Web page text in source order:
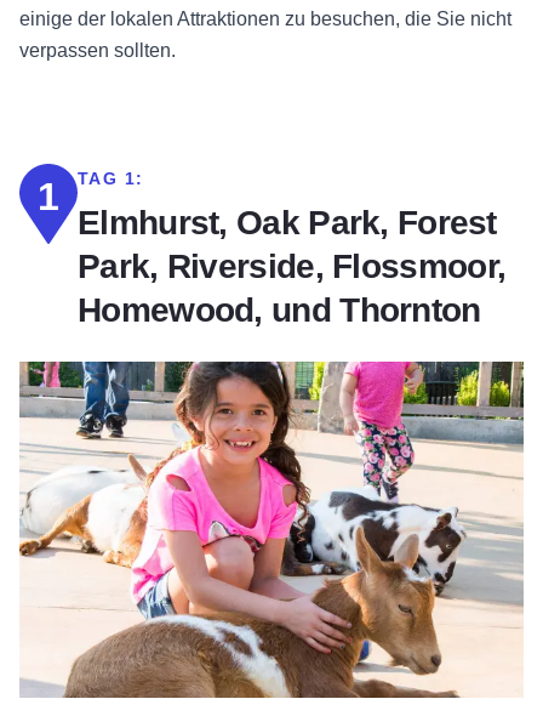
einige der lokalen Attraktionen zu besuchen, die Sie nicht
verpassen sollten.
1 TAG 1:
Elmhurst, Oak Park, Forest
Park, Riverside, Flossmoor,
Homewood, und Thornton